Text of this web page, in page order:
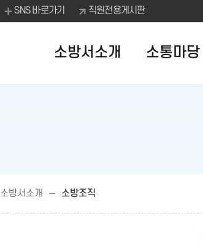
SNS 바로가기 직원전용게시판
소방서소개 소통마당
소방서소개 소방조직